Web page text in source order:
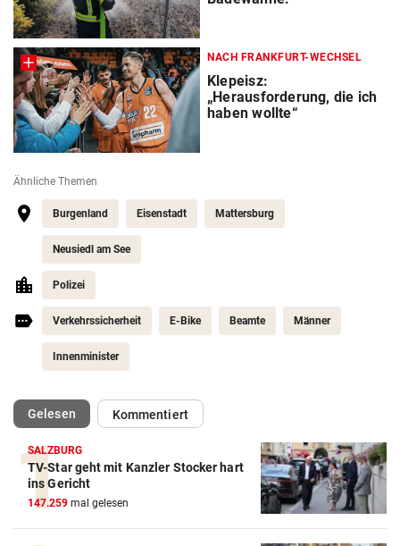
NACH FRANKFURT-WECHSEL
Klepeisz:
„Herausforderung, die ich
haben wollte“
Ähnliche Themen
Burgenland Eisenstadt Mattersburg
Neusiedl am See
Polizei
Verkehrssicherheit E-Bike Beamte Männer
Innenminister
Gelesen(ausgewählt)Kommentiert
SALZBURG
TV-Star geht mit Kanzler Stocker hart
ins Gericht
147.259 mal gelesen